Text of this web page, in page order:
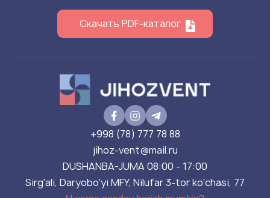
Скачать PDF-каталог
+998 (78) 777 78 88
jihoz-vent@mail.ru
DUSHANBA-JUMA 08:00 - 17:00
Sirg'ali, Daryobo'yi MFY, Nilufar 3-tor ko'chasi, 77